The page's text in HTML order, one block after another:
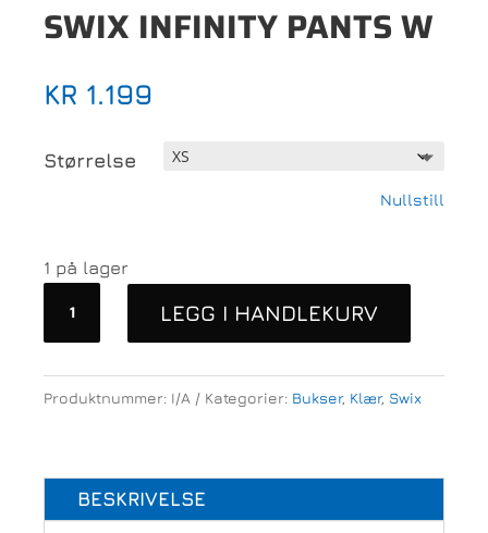
SWIX INFINITY PANTS W
KR 1.199
Størrelse
Nullstill
1 på lager
LEGG I HANDLEKURV
Produktnummer: I/A Kategorier: Bukser, Klær, Swix
BESKRIVELSE